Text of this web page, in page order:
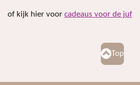
of kijk hier voor cadeaus voor de juf
Top